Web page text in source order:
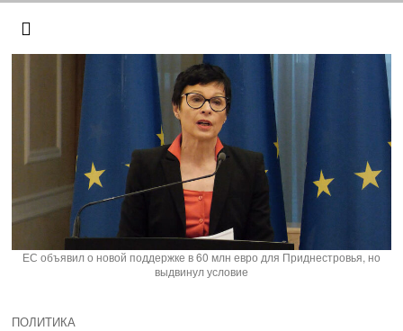
ЕС объявил о новой поддержке в 60 млн евро для Приднестровья, но
выдвинул условие
ПОЛИТИКА